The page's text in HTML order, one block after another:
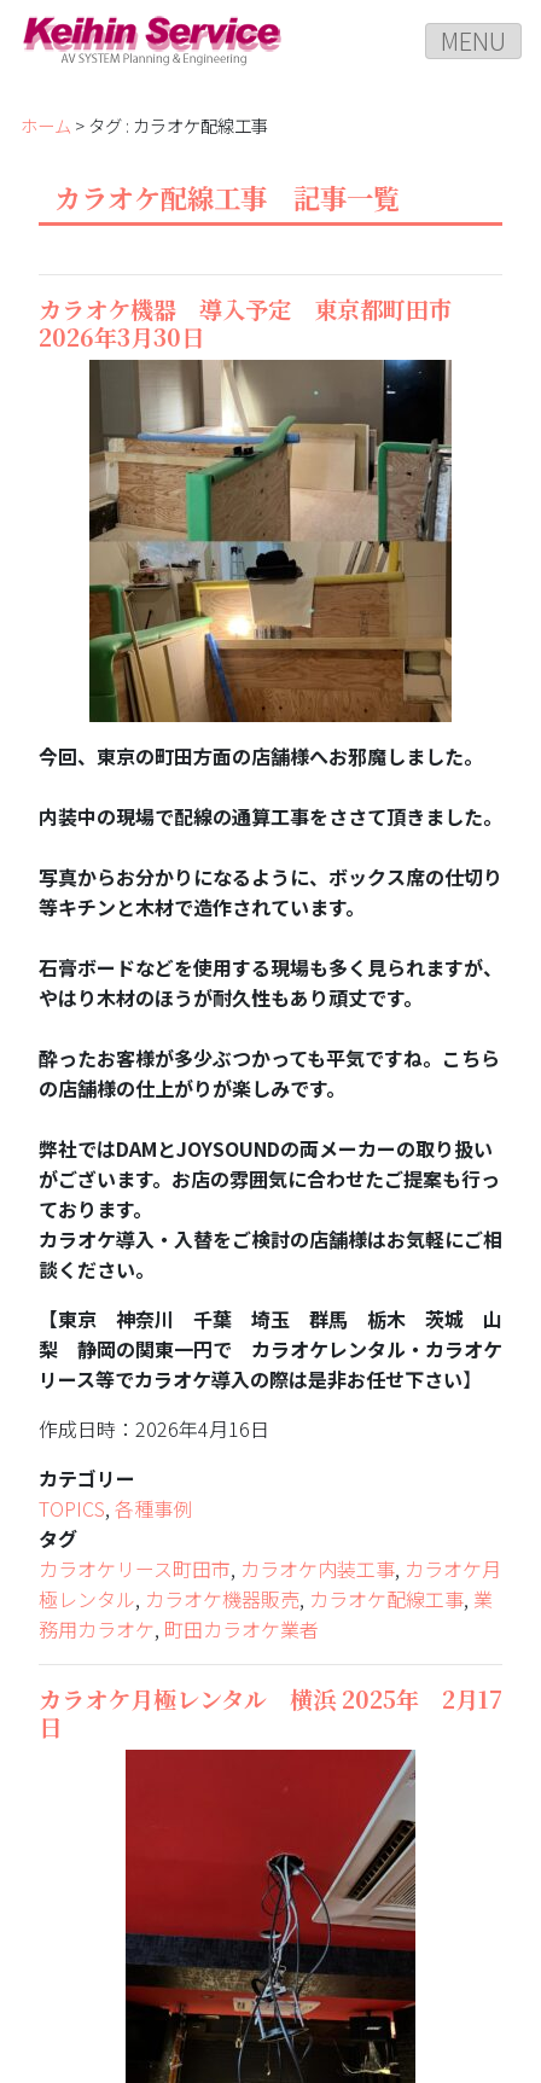
MENU
ホーム > タグ : カラオケ配線工事
カラオケ配線工事 記事一覧
カラオケ機器 導入予定 東京都町田市
2026年3月30日
今回、東京の町田方面の店舗様へお邪魔しました。
内装中の現場で配線の通算工事をささて頂きました。
写真からお分かりになるように、ボックス席の仕切り
等キチンと木材で造作されています。
石膏ボードなどを使用する現場も多く見られますが、
やはり木材のほうが耐久性もあり頑丈です。
酔ったお客様が多少ぶつかっても平気ですね。こちら
の店舗様の仕上がりが楽しみです。
弊社ではDAMとJOYSOUNDの両メーカーの取り扱い
がございます。お店の雰囲気に合わせたご提案も行っ
ております。
カラオケ導入・入替をご検討の店舗様はお気軽にご相
談ください。
【東京 神奈川 千葉 埼玉 群馬 栃木 茨城 山
梨 静岡の関東一円で カラオケレンタル・カラオケ
リース等でカラオケ導入の際は是非お任せ下さい】
作成日時：2026年4月16日
カテゴリー
TOPICS, 各種事例
タグ
カラオケリース町田市, カラオケ内装工事, カラオケ月
極レンタル, カラオケ機器販売, カラオケ配線工事, 業
務用カラオケ, 町田カラオケ業者
カラオケ月極レンタル 横浜 2025年 2月17
日